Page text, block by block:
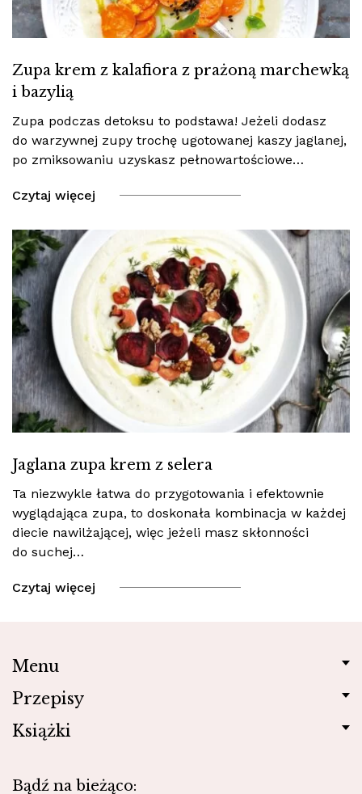
Zupa krem z kalafiora z prażoną marchewką
i bazylią
Zupa podczas detoksu to podstawa! Jeżeli dodasz
do warzywnej zupy trochę ugotowanej kaszy jaglanej,
po zmiksowaniu uzyskasz pełnowartościowe…
Czytaj więcej
Jaglana zupa krem z selera
Ta niezwykle łatwa do przygotowania i efektownie
wyglądająca zupa, to doskonała kombinacja w każdej
diecie nawilżającej, więc jeżeli masz skłonności
do suchej…
Czytaj więcej
Menu
Przepisy
Książki
Bądź na bieżąco: